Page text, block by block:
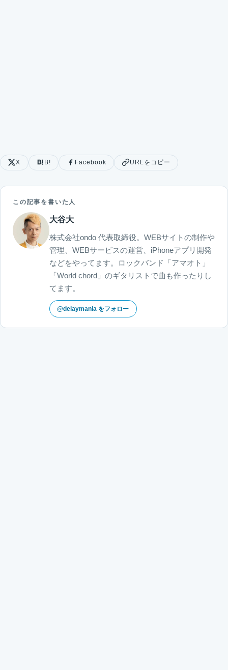
X B! Facebook URLをコピー
この記事を書いた人
大谷大
株式会社ondo 代表取締役。WEBサイトの制作や
管理、WEBサービスの運営、iPhoneアプリ開発
などをやってます。ロックバンド「アマオト」
「World chord」のギタリストで曲も作ったりし
てます。
@delaymania をフォロー